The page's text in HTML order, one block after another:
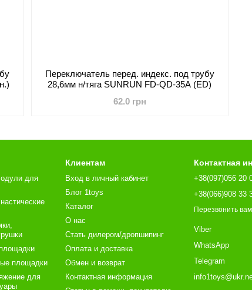
Переключатель перед. индекс. под трубу
28,6мм н/тяга SUNRUN FD-QD-35A (ED)
62.0 грн
для
площадки
для
Клиентам
Вход в личный кабинет
Блог 1toys
Каталог
О нас
Стать дилером/дропшипинг
Оплата и доставка
Обмен и возврат
Контактная информация
Контактная
+38(097)056 20
+38(066)908 33
Перезвонить
Viber
WhatsApp
Telegram